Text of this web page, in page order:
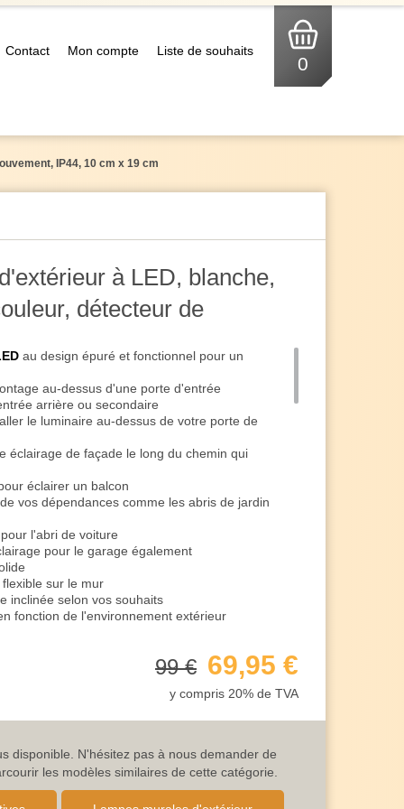
Contact Mon compte Liste de souhaits
0
IP44, 10 cm x 19 cm
à LED, blanche,
détecteur de
au design épuré et fonctionnel pour un
au-dessus d'une porte d'entrée
arrière ou secondaire
le luminaire au-dessus de votre porte de
éclairage de façade le long du chemin qui
éclairer un balcon
vos dépendances comme les abris de jardin
l'abri de voiture
pour le garage également
sur le mur
inclinée selon vos souhaits
fonction de l'environnement extérieur
également dans le jardin
aux maisons individuelles et aux
atelier
pour créer une ambiance chaleureuse
99 € 69,95 €
y compris 20% de TVA
disponible. N'hésitez pas à nous demander de
les modèles similaires de cette catégorie.